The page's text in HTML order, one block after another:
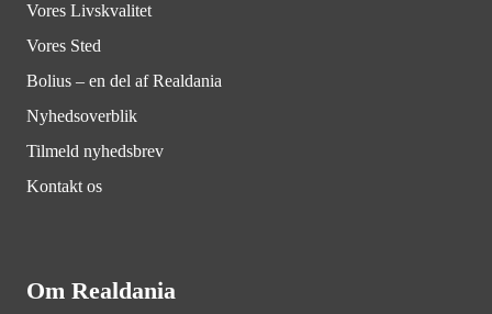
Vores Livskvalitet
Vores Sted
Bolius – en del af Realdania
Nyhedsoverblik
Tilmeld nyhedsbrev
Kontakt os
Om Realdania